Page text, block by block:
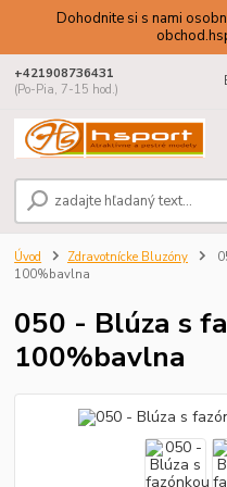
Dohodnite si s nami
+421908736431
(Po-Pia, 7-15 hod.)
Úvod Zdravotnícke Bluzóny
100%bavlna
050 - Blúza s
100%bavlna